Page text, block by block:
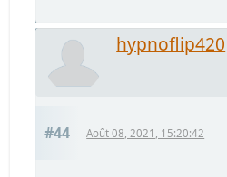
hypnoflip420
#44 Août 08, 2021, 15:20:42